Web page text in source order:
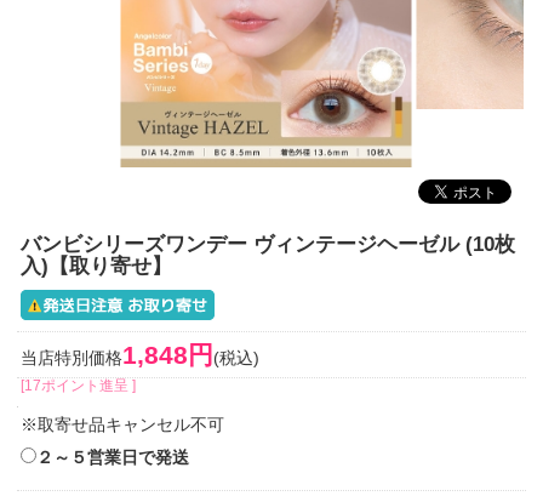
バンビシリーズワンデー ヴィンテージヘーゼル (10枚
入)【取り寄せ】
当店特別価格1,848円 (税込)
[17ポイント進呈 ]
※取寄せ品キャンセル不可
２～５営業日で発送